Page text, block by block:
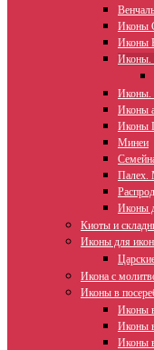
Иконы
Иконы
Иконы.
Иконы.
Иконы
Иконы
Минеи
Палех.
Иконы
Киоты и
Иконы для
Икона с
Иконы в
Иконы
Иконы
Иконы